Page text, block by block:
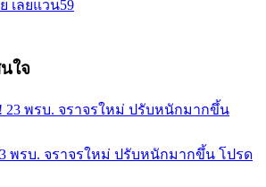
ใจ
พรบ. จราจรใหม่ ปรับหนักมากขึ้น โปรด